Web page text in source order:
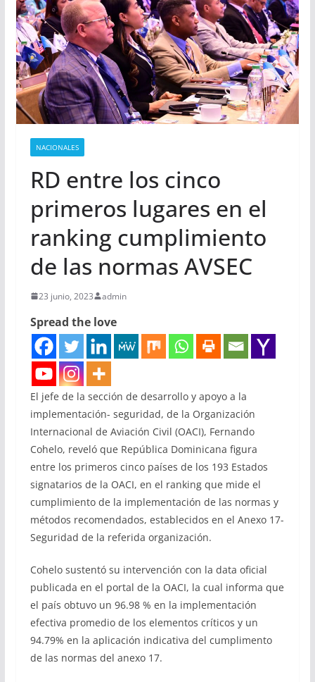
NACIONALES
RD entre los cinco
primeros lugares en el
ranking cumplimiento
de las normas AVSEC
23 junio, 2023 admin
Spread the love
El jefe de la sección de desarrollo y apoyo a la
implementación- seguridad, de la Organización
Internacional de Aviación Civil (OACI), Fernando
Cohelo, reveló que República Dominicana figura
entre los primeros cinco países de los 193 Estados
signatarios de la OACI, en el ranking que mide el
cumplimiento de la implementación de las normas y
métodos recomendados, establecidos en el Anexo 17-
Seguridad de la referida organización.
Cohelo sustentó su intervención con la data oficial
publicada en el portal de la OACI, la cual informa que
el país obtuvo un 96.98 % en la implementación
efectiva promedio de los elementos críticos y un
94.79% en la aplicación indicativa del cumplimento
de las normas del anexo 17.